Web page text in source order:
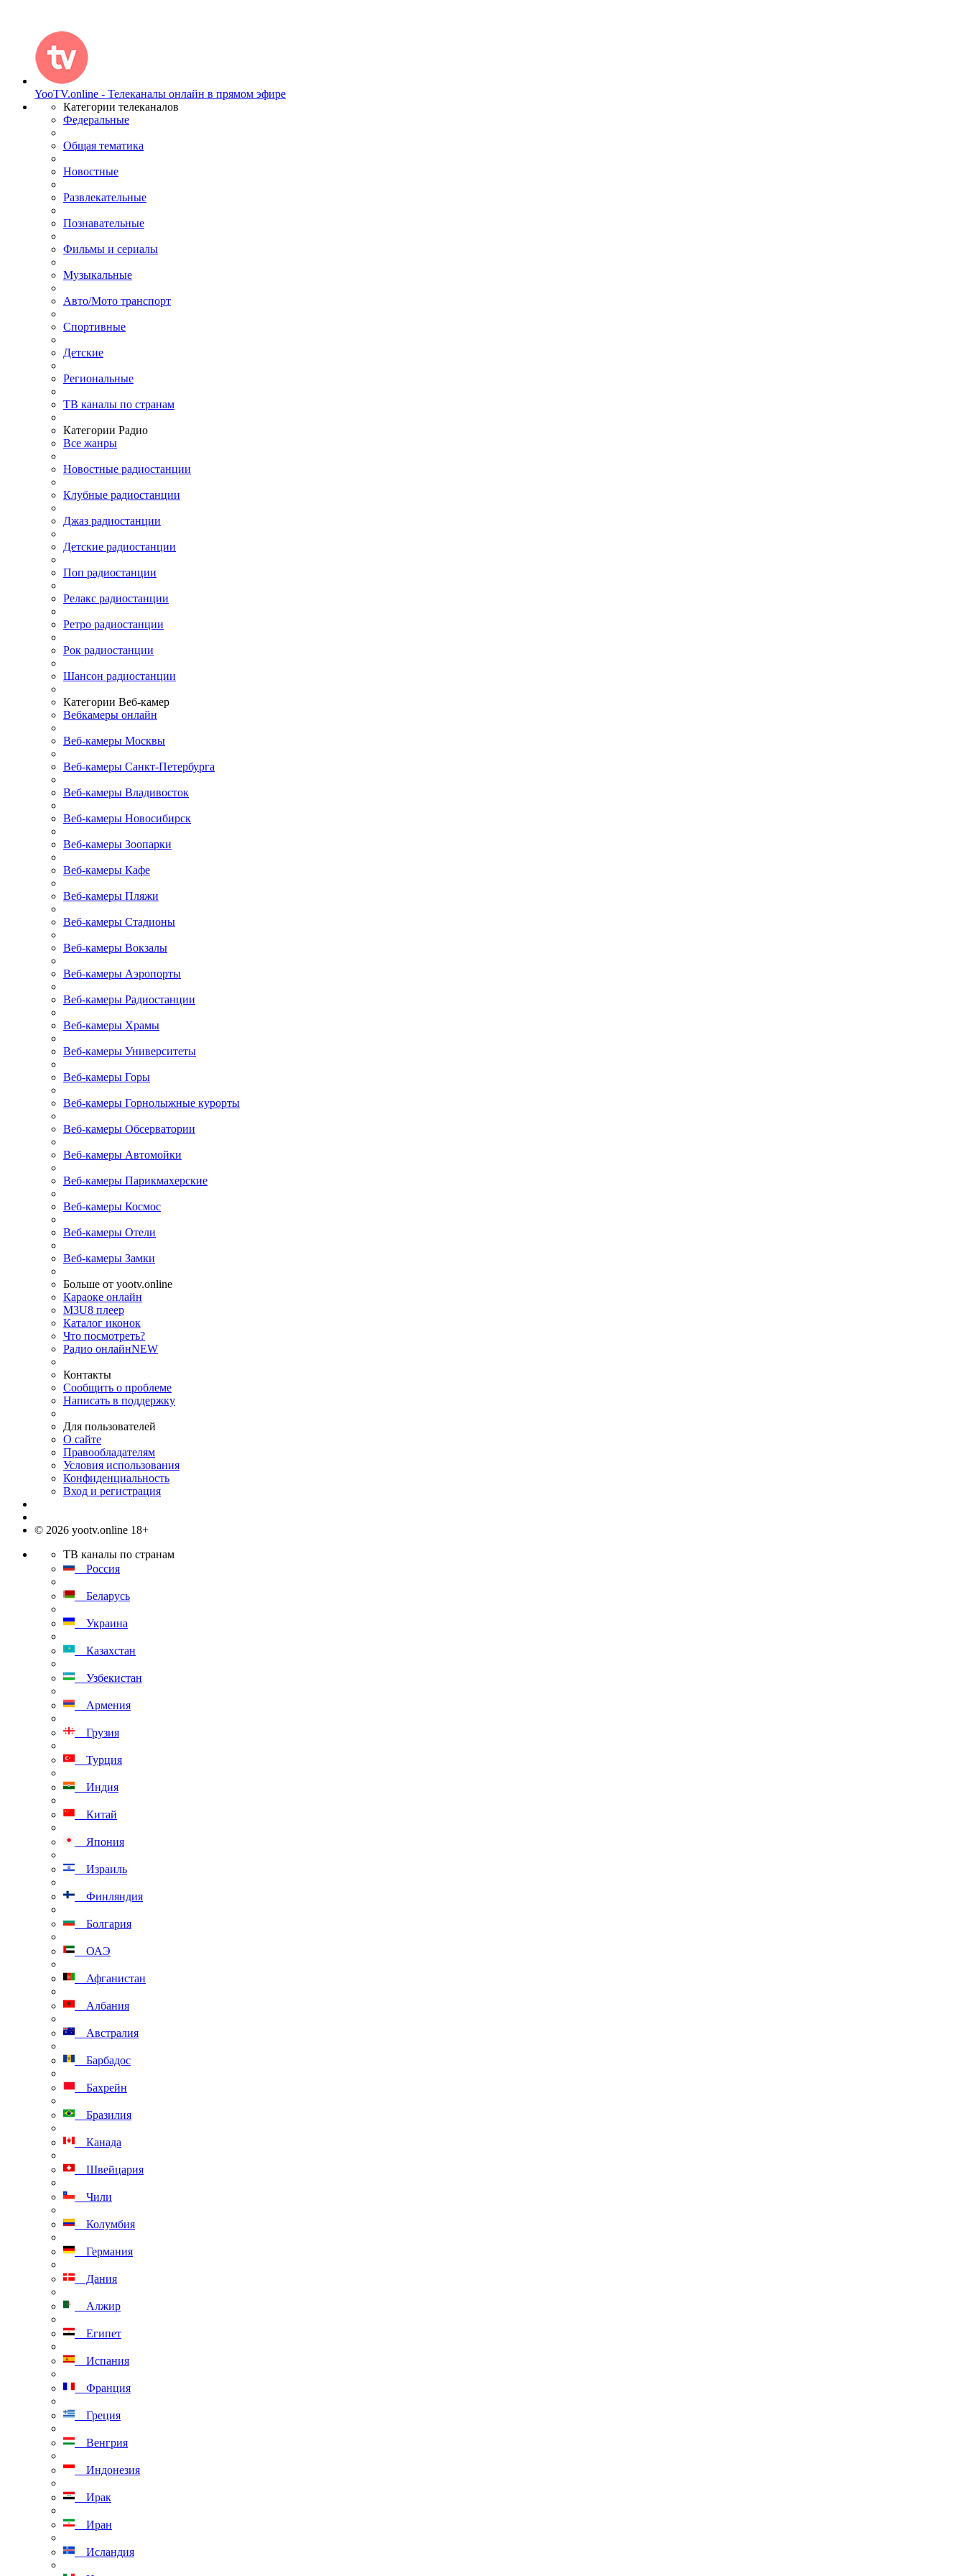
YooTV.online - Телеканалы онлайн в прямом эфире
Категории телеканалов
Федеральные
Общая тематика
Новостные
Развлекательные
Познавательные
Фильмы и сериалы
Музыкальные
Авто/Мото транспорт
Спортивные
Детские
Региональные
ТВ каналы по странам
Категории Радио
Все жанры
Новостные радиостанции
Клубные радиостанции
Джаз радиостанции
Детские радиостанции
Поп радиостанции
Релакс радиостанции
Ретро радиостанции
Рок радиостанции
Шансон радиостанции
Категории Веб-камер
Вебкамеры онлайн
Веб-камеры Москвы
Веб-камеры Санкт-Петербурга
Веб-камеры Владивосток
Веб-камеры Новосибирск
Веб-камеры Зоопарки
Веб-камеры Кафе
Веб-камеры Пляжи
Веб-камеры Стадионы
Веб-камеры Вокзалы
Веб-камеры Аэропорты
Веб-камеры Радиостанции
Веб-камеры Храмы
Веб-камеры Университеты
Веб-камеры Горы
Веб-камеры Горнолыжные курорты
Веб-камеры Обсерватории
Веб-камеры Автомойки
Веб-камеры Парикмахерские
Веб-камеры Космос
Веб-камеры Отели
Веб-камеры Замки
Больше от yootv.online
Караоке онлайн
M3U8 плеер
Каталог иконок
Что посмотреть?
Радио онлайнNEW
Контакты
Сообщить о проблеме
Написать в поддержку
Для пользователей
О сайте
Правообладателям
Условия использования
Конфиденциальность
Вход и регистрация
© 2026 yootv.online 18+
ТВ каналы по странам
Россия
Беларусь
Украина
Казахстан
Узбекистан
Армения
Грузия
Турция
Индия
Китай
Япония
Израиль
Финляндия
Болгария
ОАЭ
Афганистан
Албания
Австралия
Барбадос
Бахрейн
Бразилия
Канада
Швейцария
Чили
Колумбия
Германия
Дания
Алжир
Египет
Испания
Франция
Греция
Венгрия
Индонезия
Ирак
Иран
Исландия